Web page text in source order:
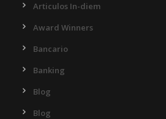
Articulos In-diem
Award Winners
Bancario
Banking
Blog
Blog